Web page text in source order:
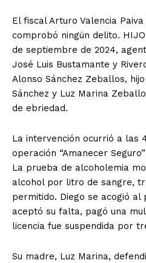
El fiscal Arturo Valencia
comprobó ningún delito.
de septiembre de 2024,
José Luis Bustamante y
Alonso Sánchez Zeballos,
Sánchez y Luz Marina
de ebriedad.
La intervención ocurrió a las
operación “Amanecer
La prueba de alcoholemia
alcohol por litro de sangre,
permitido. Diego se acogió al
aceptó su falta, pagó una
licencia fue suspendida por
Su madre, Luz Marina,